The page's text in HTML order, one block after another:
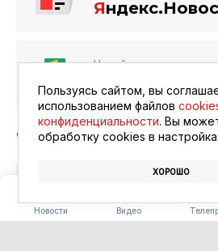
Новости Видео
Я
Читайте в ленте
АФИША
Пользуясь сайтом, вы
использованием файлов
конфиденциальности. Вы
обработку сookies в
ХОРОШО